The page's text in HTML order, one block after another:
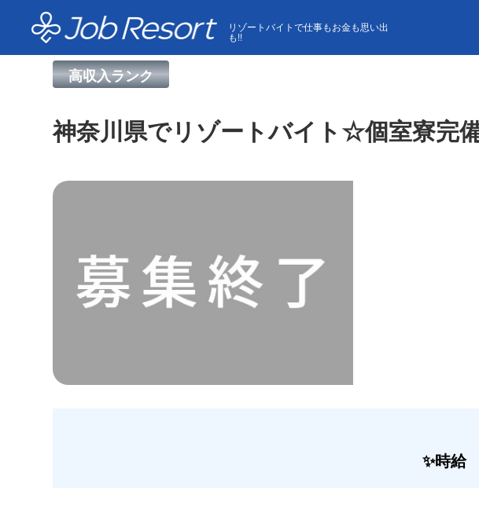
リゾートバイトで仕事もお金も思い出
も!!
HOME 求人一覧
高収入ランク
神奈川県でリゾートバイト☆個室寮完
✨時給